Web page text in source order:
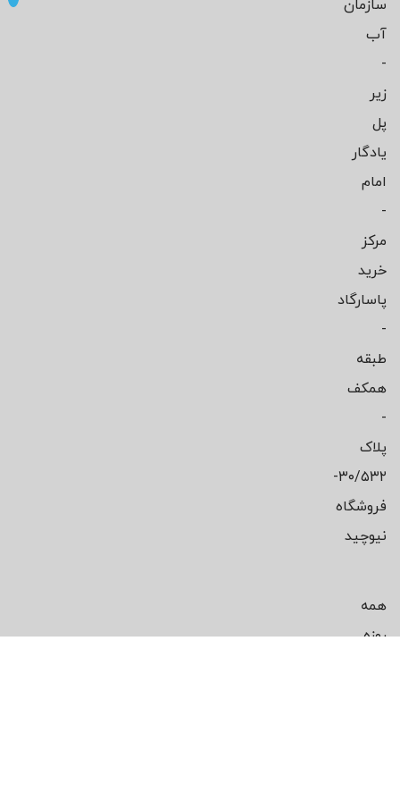
سازمان
آب
-
زیر
پل
یادگار
امام
-
مرکز
خرید
پاسارگاد
-
طبقه
همکف
-
پلاک
۳۰/۵۳۲-
فروشگاه
نیوچید
همه
روزه